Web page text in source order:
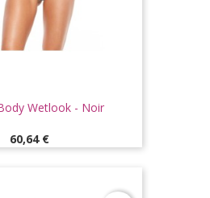
Wetlook - Noir
Prix
60,64 €